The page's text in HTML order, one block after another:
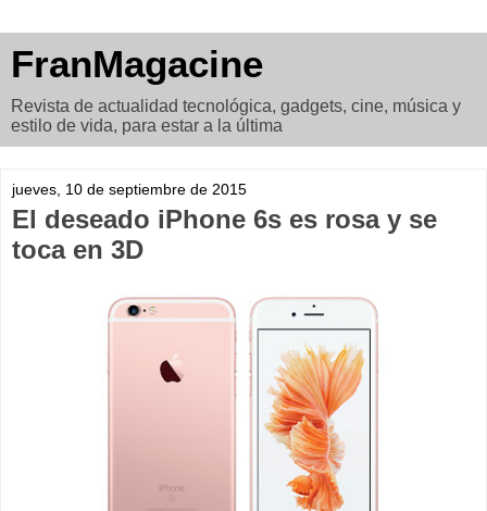
FranMagacine
Revista de actualidad tecnológica, gadgets, cine, música y
estilo de vida, para estar a la última
jueves, 10 de septiembre de 2015
El deseado iPhone 6s es rosa y se
toca en 3D